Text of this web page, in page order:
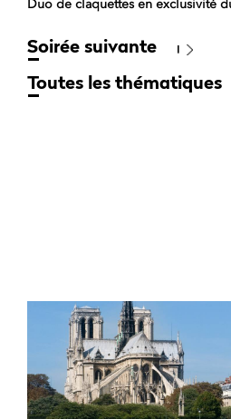
Duo de claquettes en exclusivité
Soirée suivante
Toutes les thématiques